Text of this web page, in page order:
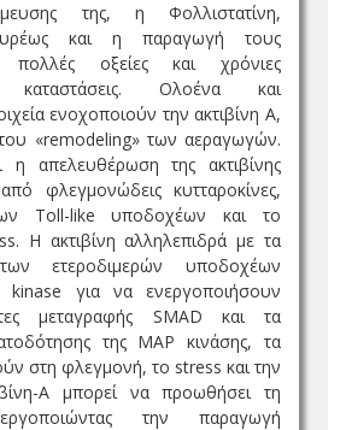
της, η Φολλιστατίνη,
και η παραγωγή τους
πολλές οξείες και χρόνιες
καταστάσεις. Ολοένα και
ενοχοποιούν την ακτιβίνη Α,
του «remodeling» των αεραγωγών.
απελευθέρωση της ακτιβίνης
από φλεγμονώδεις κυτταροκίνες,
Toll-like υποδοχέων και το
Η ακτιβίνη αλληλεπιδρά με τα
ετεροδιμερών υποδοχέων
kinase για να ενεργοποιήσουν
μεταγραφής SMAD και τα
της MAP κινάσης, τα
στη φλεγμονή, το stress και την
Α μπορεί να προωθήσει τη
την παραγωγή